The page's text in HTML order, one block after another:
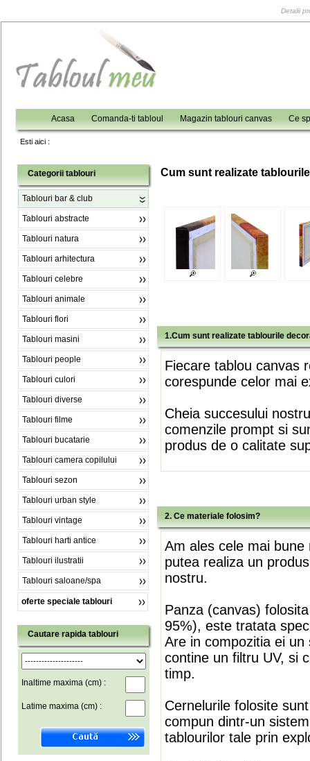
Detalii
Acasa Comanda-ti tabloul Magazin tablouri canvas Ce
Esti aici :
Categorii tablouri
Tablouri bar & club
Tablouri abstracte
Tablouri natura
Tablouri arhitectura
Tablouri celebre
Tablouri animale
Tablouri flori
Tablouri masini
Tablouri people
Tablouri culori
Tablouri diverse
Tablouri filme
Tablouri bucatarie
Tablouri camera copilului
Tablouri sezon
Tablouri urban style
Tablouri vintage
Tablouri harti antice
Tablouri ilustratii
Tablouri saloane/spa
oferte speciale tablouri
Cautare rapida tablouri
Inaltime maxima (cm) :
Latime maxima (cm) :
Cum sunt realizate
1.Cum sunt realizate tablourile
Fiecare tablou canvas
corespunde celor mai
Cheia succesului
comenzile prompt si
produs de o calitate
2. Ce materiale folosim?
Am ales cele mai
putea realiza un
nostru.
Panza (canvas)
95%), este tratata
Are in compozitia ei
contine un filtru UV, si
timp.
Cernelurile folosite
compun dintr-un
tablourilor tale prin